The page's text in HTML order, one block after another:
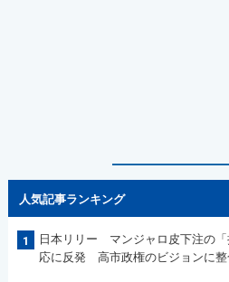
人気記事ランキング
1
日本リリー マンジャロ皮下注の
応に反発 高市政権のビジョンに整